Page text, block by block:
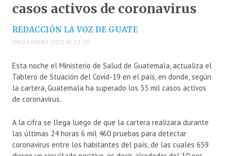
casos activos de coronavirus
REDACCIÓN LA VOZ DE GUATE
ON 24 ENERO 2022 AT 22:30
Esta noche el Ministerio de Salud de Guatemala, actualiza el
Tablero de Stuación del Covid-19 en el país, en donde, según
la cartera, Guatemala ha superado los 33 mil casos activos
de coronavirus.
A la cifra se llega luego de que la cartera realizara durante
las últimas 24 horas 6 mil 460 pruebas para detectar
coronavirus entre los habitantes del país, de las cuales 659